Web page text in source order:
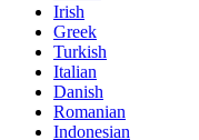
Irish
Greek
Turkish
Italian
Danish
Romanian
Indonesian